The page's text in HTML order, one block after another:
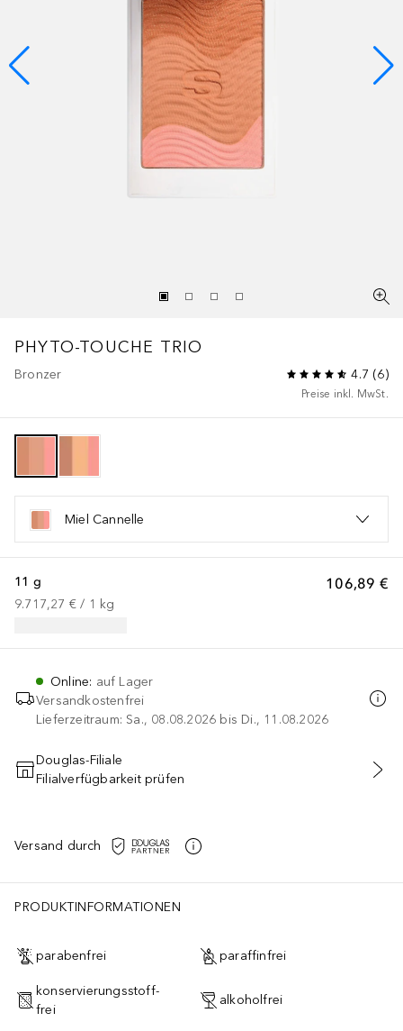
PHYTO-TOUCHE TRIO
Bronzer 4.7 (6)
Preise inkl. MwSt.
Miel Cannelle
106,89 €
11 g
9.717,27 € / 1 kg
Online: auf Lager
Versandkostenfrei
Lieferzeitraum: Sa., 08.08.2026 bis Di., 11.08.2026
IN DEN WARENKORB
Douglas-Filiale
Filialverfügbarkeit prüfen
Versand durch
PRODUKTINFORMATIONEN
parabenfrei paraffinfrei
konservierungsstoff-
frei
alkoholfrei